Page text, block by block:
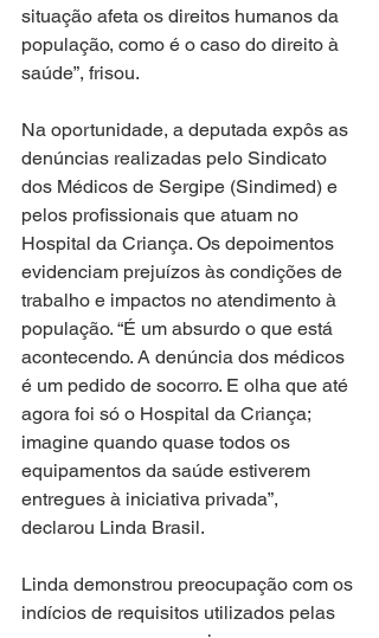
situação afeta os direitos humanos da
população, como é o caso do direito à
saúde”, frisou.
Na oportunidade, a deputada expôs as
denúncias realizadas pelo Sindicato
dos Médicos de Sergipe (Sindimed) e
pelos profissionais que atuam no
Hospital da Criança. Os depoimentos
evidenciam prejuízos às condições de
trabalho e impactos no atendimento à
população. “É um absurdo o que está
acontecendo. A denúncia dos médicos
é um pedido de socorro. E olha que até
agora foi só o Hospital da Criança;
imagine quando quase todos os
equipamentos da saúde estiverem
entregues à iniciativa privada”,
declarou Linda Brasil.
Linda demonstrou preocupação com os
indícios de requisitos utilizados pelas